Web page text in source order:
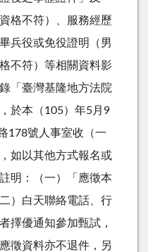
格不符）、服務經歷
兵役或免役證明（男
不符）等相關資料影
「臺灣基隆地方法院
於本（105）年5月9
178號人事室收（一
如以其他方式報名或
明：（一）「應徵本
）白天聯絡電話、行
擇優通知參加甄試，
徵資料亦不退件，另